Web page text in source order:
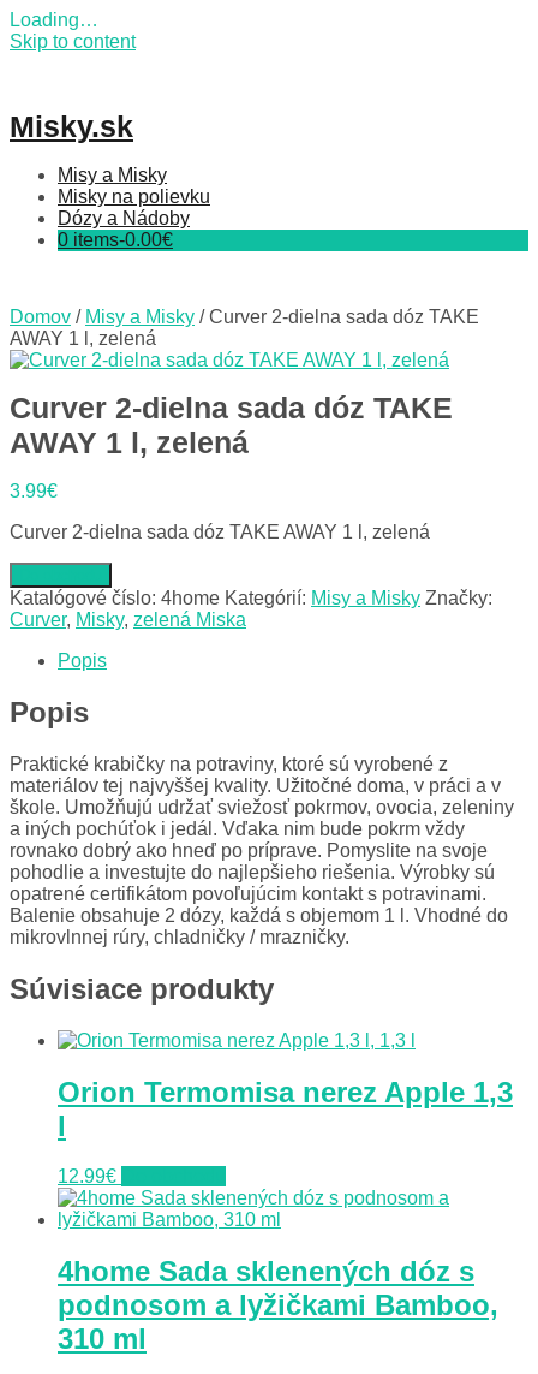
Loading…
Skip to content
Misky.sk
Misy a Misky
Misky na polievku
Dózy a Nádoby
0 items-0.00€
Domov / Misy a Misky / Curver 2-dielna sada dóz TAKE
AWAY 1 l, zelená
Curver 2-dielna sada dóz TAKE
AWAY 1 l, zelená
3.99€
Curver 2-dielna sada dóz TAKE AWAY 1 l, zelená
Katalógové číslo: 4home Kategórií: Misy a Misky Značky:
Curver, Misky, zelená Miska
Popis
Popis
Praktické krabičky na potraviny, ktoré sú vyrobené z
materiálov tej najvyššej kvality. Užitočné doma, v práci a v
škole. Umožňujú udržať sviežosť pokrmov, ovocia, zeleniny
a iných pochúťok i jedál. Vďaka nim bude pokrm vždy
rovnako dobrý ako hneď po príprave. Pomyslite na svoje
pohodlie a investujte do najlepšieho riešenia. Výrobky sú
opatrené certifikátom povoľujúcim kontakt s potravinami.
Balenie obsahuje 2 dózy, každá s objemom 1 l. Vhodné do
mikrovlnnej rúry, chladničky / mrazničky.
Súvisiace produkty
Orion Termomisa nerez Apple 1,3
l
12.99€
4home Sada sklenených dóz s
podnosom a lyžičkami Bamboo,
310 ml